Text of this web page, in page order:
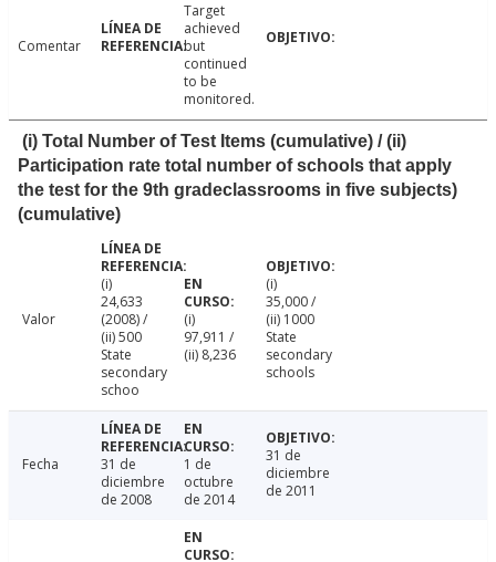
Comentar
Target
achieved
but
continued
to be
monitored.
(i) Total Number of Test Items (cumulative) / (ii)
Participation rate total number of schools that apply
the test for the 9th gradeclassrooms in five subjects)
(cumulative)
Valor
(i)
24,633
(2008) /
(ii) 500
State
secondary
schoo
(i)
97,911 /
(ii) 8,236
(i)
35,000 /
(ii) 1000
State
secondary
schools
Fecha
31 de
diciembre
de 2008
1 de
octubre
de 2014
31 de
diciembre
de 2011